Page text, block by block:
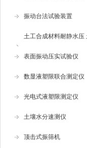
振动台法试验装置
土工合成材料耐静水压
仪
表面振动压实试验仪
数显液塑限联合测定仪
光电式液塑限测定仪
土壤水分速测仪
顶击式振筛机